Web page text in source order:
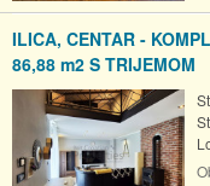
ILICA, CENTAR -
86,88 m2 S TRIJEMOM